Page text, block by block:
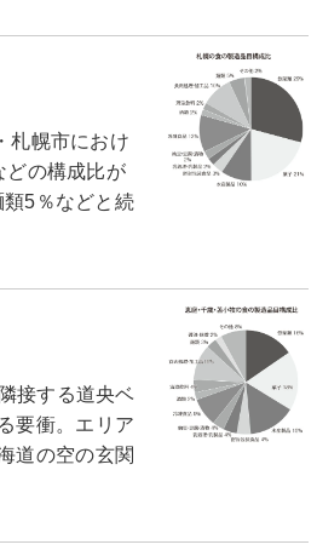
幌市におけ
どの構成比が
5％などと続
接する道央ベ
要衝。エリア
道の空の玄関